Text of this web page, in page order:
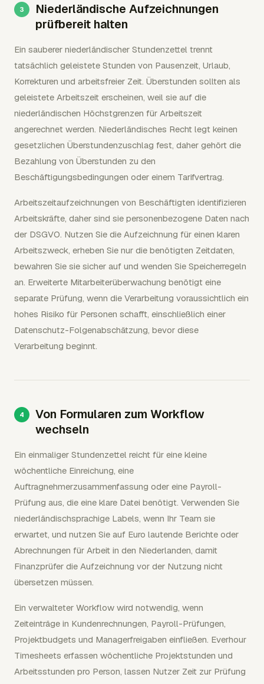
Niederländische Aufzeichnungen
prüfbereit halten
Ein sauberer niederländischer Stundenzettel trennt
tatsächlich geleistete Stunden von Pausenzeit, Urlaub,
Korrekturen und arbeitsfreier Zeit. Überstunden sollten als
geleistete Arbeitszeit erscheinen, weil sie auf die
niederländischen Höchstgrenzen für Arbeitszeit
angerechnet werden. Niederländisches Recht legt keinen
gesetzlichen Überstundenzuschlag fest, daher gehört die
Bezahlung von Überstunden zu den
Beschäftigungsbedingungen oder einem Tarifvertrag.
Arbeitszeitaufzeichnungen von Beschäftigten identifizieren
Arbeitskräfte, daher sind sie personenbezogene Daten nach
der DSGVO. Nutzen Sie die Aufzeichnung für einen klaren
Arbeitszweck, erheben Sie nur die benötigten Zeitdaten,
bewahren Sie sie sicher auf und wenden Sie Speicherregeln
an. Erweiterte Mitarbeiterüberwachung benötigt eine
separate Prüfung, wenn die Verarbeitung voraussichtlich ein
hohes Risiko für Personen schafft, einschließlich einer
Datenschutz-Folgenabschätzung, bevor diese
Verarbeitung beginnt.
Von Formularen zum Workflow
wechseln
Ein einmaliger Stundenzettel reicht für eine kleine
wöchentliche Einreichung, eine
Auftragnehmerzusammenfassung oder eine Payroll-
Prüfung aus, die eine klare Datei benötigt. Verwenden Sie
niederländischsprachige Labels, wenn Ihr Team sie
erwartet, und nutzen Sie auf Euro lautende Berichte oder
Abrechnungen für Arbeit in den Niederlanden, damit
Finanzprüfer die Aufzeichnung vor der Nutzung nicht
übersetzen müssen.
Ein verwalteter Workflow wird notwendig, wenn
Zeiteinträge in Kundenrechnungen, Payroll-Prüfungen,
Projektbudgets und Managerfreigaben einfließen. Everhour
Timesheets erfassen wöchentliche Projektstunden und
Arbeitsstunden pro Person, lassen Nutzer Zeit zur Prüfung